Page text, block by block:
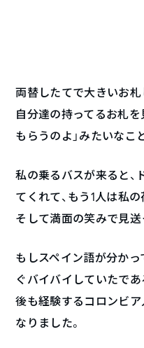
両替したてで大きいお札
自分達の持ってるお札を
もらうのよ」みたいなこ
私の乗るバスが来ると、
てくれて、もう1人は私
そして満面の笑みで見送
もしスペイン語が分かっ
ぐバイバイしていたで
後も経験するコロンビ
なりました。